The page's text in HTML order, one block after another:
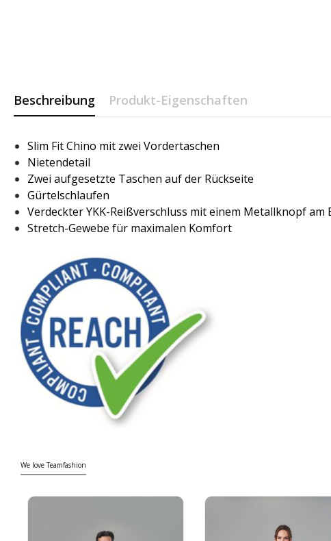
Beschreibung Produkt-Eigenschaften
Slim Fit Chino mit zwei Vordertaschen
Nietendetail
Zwei aufgesetzte Taschen auf der Rückseite
Gürtelschlaufen
Verdeckter YKK-Reißverschluss mit einem Metallknopf am
Stretch-Gewebe für maximalen Komfort
We love Teamfashion